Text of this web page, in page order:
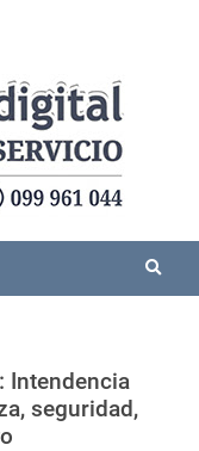
Intendencia
seguridad,